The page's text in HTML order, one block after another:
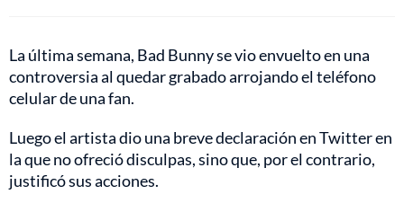
La última semana, Bad Bunny se vio envuelto en una
controversia al quedar grabado arrojando el teléfono
celular de una fan.
Luego el artista dio una breve declaración en Twitter en
la que no ofreció disculpas, sino que, por el contrario,
justificó sus acciones.